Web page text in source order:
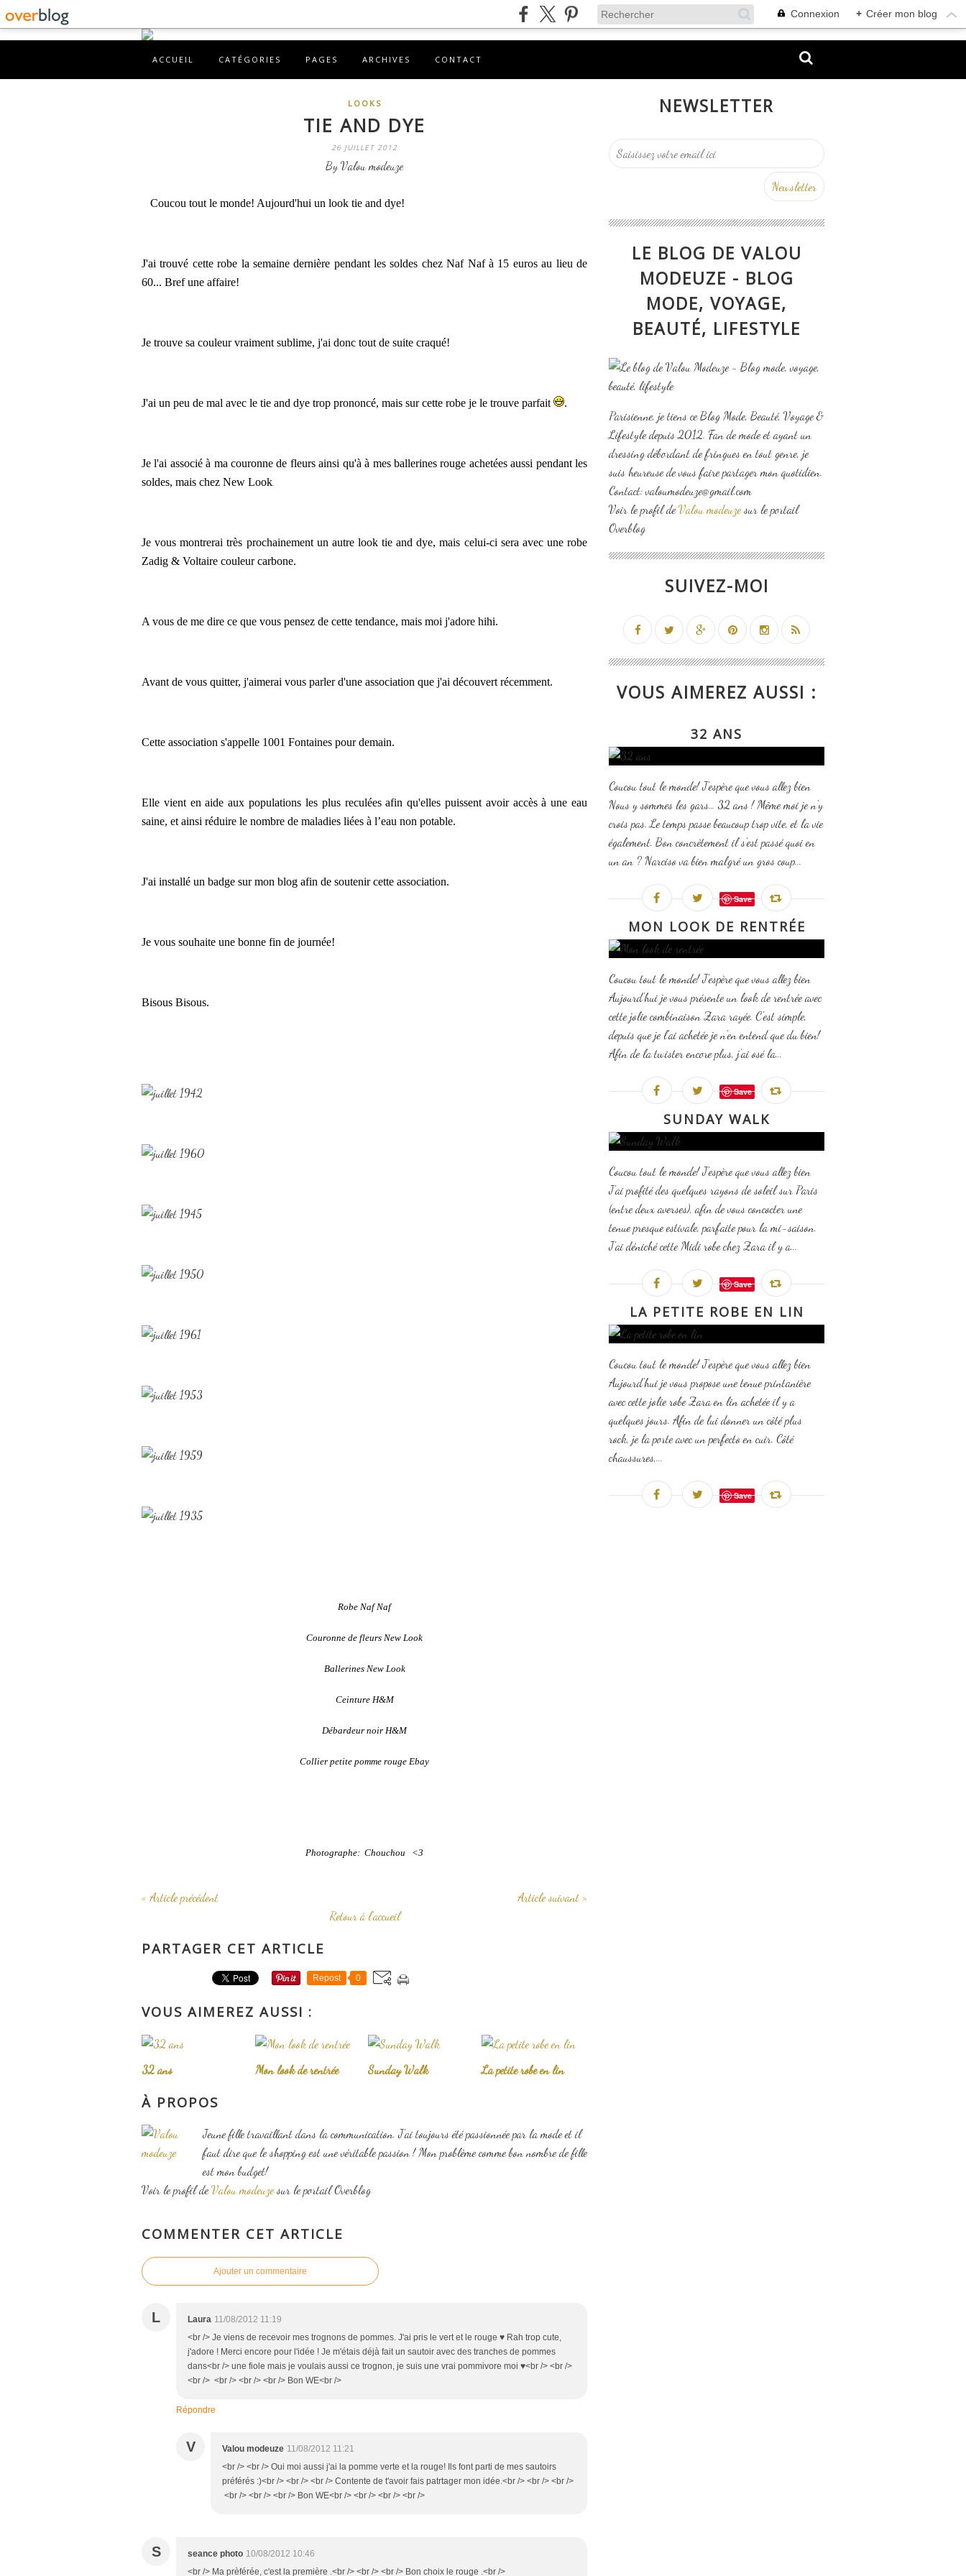
Connexion + Créer mon blog
ACCUEIL CATÉGORIES PAGES ARCHIVES CONTACT
LOOKS
TIE AND DYE
26 JUILLET 2012
By Valou modeuze
Coucou tout le monde! Aujourd'hui un look tie and dye!
J'ai trouvé cette robe la semaine dernière pendant les soldes chez Naf Naf à 15 euros au lieu de
60... Bref une affaire!
Je trouve sa couleur vraiment sublime, j'ai donc tout de suite craqué!
J'ai un peu de mal avec le tie and dye trop prononcé, mais sur cette robe je le trouve parfait .
Je l'ai associé à ma couronne de fleurs ainsi qu'à à mes ballerines rouge achetées aussi pendant les
soldes, mais chez New Look.
Je vous montrerai très prochainement un autre look tie and dye, mais celui-ci sera avec une robe
Zadig & Voltaire couleur carbone.
A vous de me dire ce que vous pensez de cette tendance, mais moi j'adore hihi.
Avant de vous quitter, j'aimerai vous parler d'une association que j'ai découvert récemment.
Cette association s'appelle 1001 Fontaines pour demain.
Elle vient en aide aux populations les plus reculées afin qu'elles puissent avoir accès à une eau
saine, et ainsi réduire le nombre de maladies liées à l’eau non potable.
J'ai installé un badge sur mon blog afin de soutenir cette association.
Je vous souhaite une bonne fin de journée!
Bisous Bisous.
Robe Naf Naf
Couronne de fleurs New Look
Ballerines New Look
Ceinture H&M
Débardeur noir H&M
Collier petite pomme rouge Ebay
Photographe: Chouchou <3
« Article précédent
Article suivant »
Retour à l'accueil
PARTAGER CET ARTICLE
Repost 0
VOUS AIMEREZ AUSSI :
32 ans Mon look de rentrée Sunday Walk La petite robe en lin
À PROPOS
Jeune fille travaillant dans la communication. J'ai toujours été passionnée par la mode et il
faut dire que le shopping est une véritable passion ! Mon problème comme bon nombre de fille
est mon budget!
Voir le profil deValou modeuzesur le portail Overblog
COMMENTER CET ARTICLE
Ajouter un commentaire
L Laura 11/08/2012 11:19
<br /> Je viens de recevoir mes trognons de pommes. J'ai pris le vert et le rouge ♥ Rah trop cute,
j'adore ! Merci encore pour l'idée ! Je m'étais déjà fait un sautoir avec des tranches de pommes
dans<br /> une fiole mais je voulais aussi ce trognon, je suis une vrai pommivore moi ♥<br /> <br />
<br /> <br /> <br /> <br /> Bon WE<br />
Répondre
V Valou modeuze 11/08/2012 11:21
<br /> <br /> Oui moi aussi j'ai la pomme verte et la rouge! Ils font parti de mes sautoirs
préférés :)<br /> <br /> <br /> Contente de t'avoir fais patrtager mon idée.<br /> <br /> <br />
<br /> <br /> <br /> Bon WE<br /> <br /> <br /> <br />
S seance photo 10/08/2012 10:46
<br /> Ma prèférée, c'est la première .<br /> <br /> <br /> Bon choix le rouge .<br />
NEWSLETTER
LE BLOG DE VALOU
MODEUZE - BLOG
MODE, VOYAGE,
BEAUTÉ, LIFESTYLE
Parisienne, je tiens ce Blog Mode, Beauté, Voyage &
Lifestyle depuis 2012. Fan de mode et ayant un
dressing débordant de fringues en tout genre, je
suis heureuse de vous faire partager mon quotidien.
Contact: valoumodeuze@gmail.com
Voir le profil deValou modeuzesur le portail
Overblog
SUIVEZ-MOI
VOUS AIMEREZ AUSSI :
32 ANS
Coucou tout le monde! J'espère que vous allez bien
Nous y sommes les gars… 32 ans ! Même moi je n'y
crois pas. Le temps passe beaucoup trop vite, et la vie
également. Bon concrètement il s'est passé quoi en
un an ? Narciso va bien malgré un gros coup...
Save
MON LOOK DE RENTRÉE
Coucou tout le monde! J'espère que vous allez bien
Aujourd'hui je vous présente un look de rentrée avec
cette jolie combinaison Zara rayée. C'est simple,
depuis que je l'ai achetée je n'en entend que du bien!
Afin de la twister encore plus, j'ai osé la...
Save
SUNDAY WALK
Coucou tout le monde! J'espère que vous allez bien
J'ai profité des quelques rayons de soleil sur Paris
(entre deux averses), afin de vous concocter une
tenue presque estivale, parfaite pour la mi-saison.
J'ai déniché cette Midi robe chez Zara il y a...
Save
LA PETITE ROBE EN LIN
Coucou tout le monde! J'espère que vous allez bien
Aujourd'hui je vous propose une tenue printanière
avec cette jolie robe Zara en lin achetée il y a
quelques jours. Afin de lui donner un côté plus
rock, je la porte avec un perfecto en cuir. Côté
chaussures,...
Save